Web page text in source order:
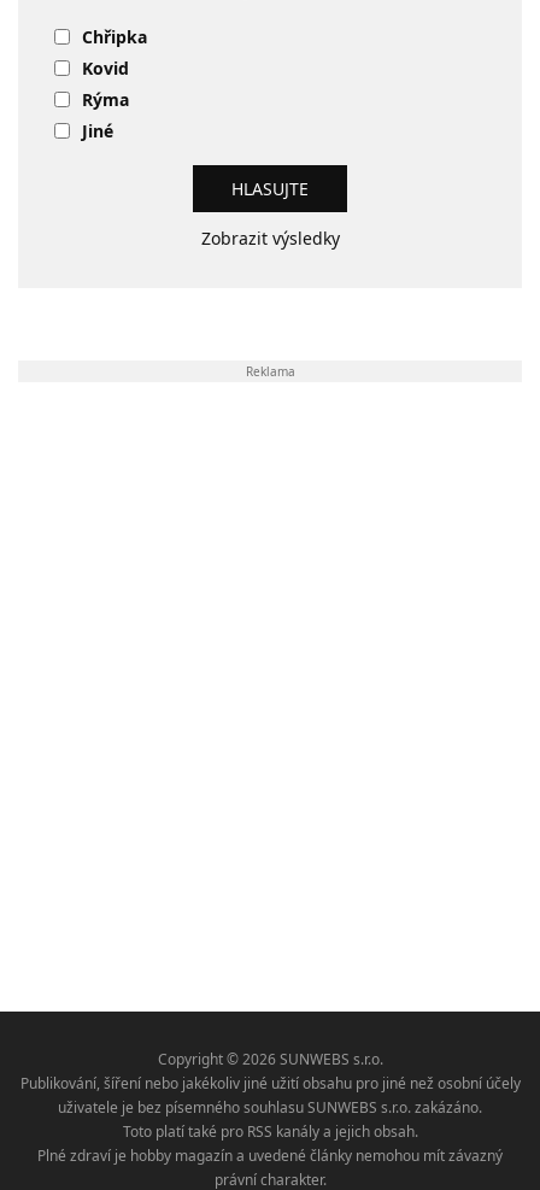
Chřipka
Kovid
Rýma
Jiné
Zobrazit výsledky
Reklama
Copyright © 2026 SUNWEBS s.r.o.
Publikování, šíření nebo jakékoliv jiné užití obsahu pro jiné než osobní účely
uživatele je bez písemného souhlasu SUNWEBS s.r.o. zakázáno.
Toto platí také pro RSS kanály a jejich obsah.
Plné zdraví je hobby magazín a uvedené články nemohou mít závazný
právní charakter.